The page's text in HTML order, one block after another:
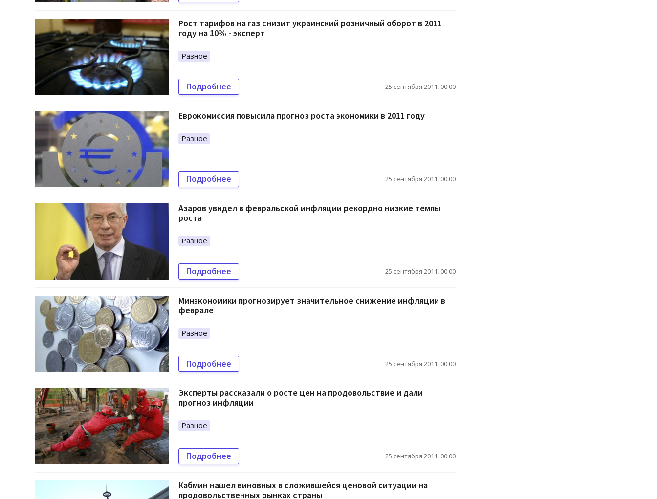
Рост тарифов на газ снизит украинский розничный оборот в 2011
году на 10% - эксперт
Разное
Подробнее 25 сентября 2011, 00:00
Еврокомиссия повысила прогноз роста экономики в 2011 году
Разное
Подробнее 25 сентября 2011, 00:00
Азаров увидел в февральской инфляции рекордно низкие темпы
роста
Разное
Подробнее 25 сентября 2011, 00:00
Минэкономики прогнозирует значительное снижение инфляции в
феврале
Разное
Подробнее 25 сентября 2011, 00:00
Эксперты рассказали о росте цен на продовольствие и дали
прогноз инфляции
Разное
Подробнее 25 сентября 2011, 00:00
Кабмин нашел виновных в сложившейся ценовой ситуации на
продовольственных рынках страны